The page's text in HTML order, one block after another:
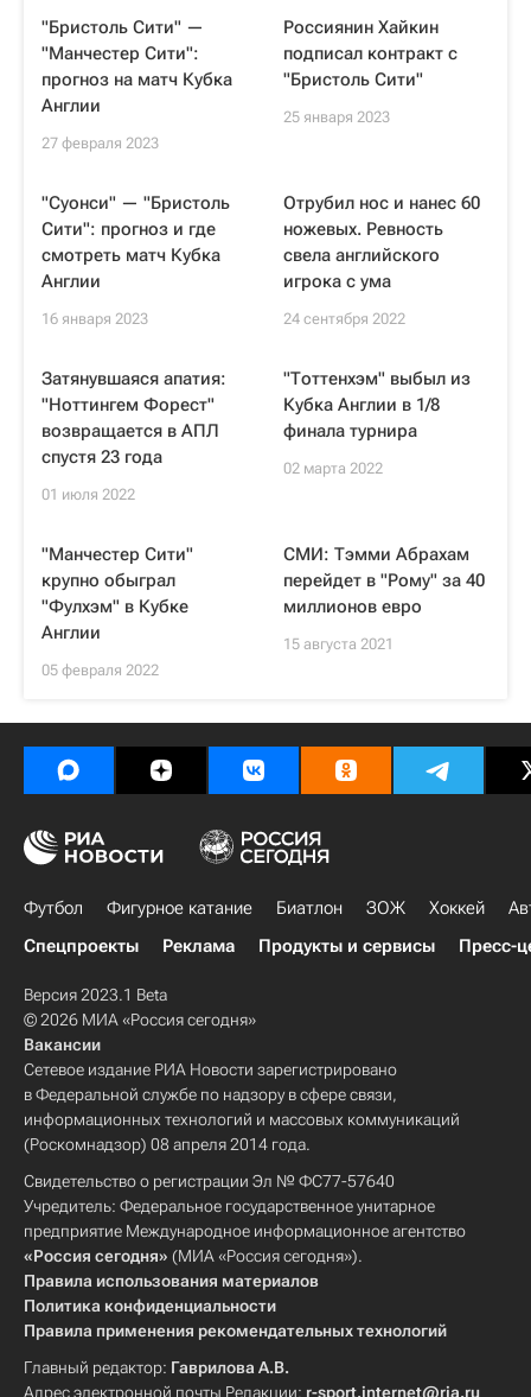
"Бристоль Сити" —
"Манчестер Сити":
прогноз на матч Кубка
Англии
27 февраля 2023
Россиянин Хайкин
подписал контракт с
"Бристоль Сити"
25 января 2023
"Суонси" — "Бристоль
Сити": прогноз и где
смотреть матч Кубка
Англии
16 января 2023
Отрубил нос и нанес 60
ножевых. Ревность
свела английского
игрока с ума
24 сентября 2022
Затянувшаяся апатия:
"Ноттингем Форест"
возвращается в АПЛ
спустя 23 года
01 июля 2022
"Тоттенхэм" выбыл из
Кубка Англии в 1/8
финала турнира
02 марта 2022
"Манчестер Сити"
крупно обыграл
"Фулхэм" в Кубке
Англии
05 февраля 2022
СМИ: Тэмми Абрахам
перейдет в "Рому" за 40
миллионов евро
15 августа 2021
Футбол Фигурное катание Биатлон ЗОЖ Хоккей
Спецпроекты
Реклама Продукты и сервисы Пресс-
Версия 2023.1 Beta
© 2026 МИА «Россия сегодня»
Вакансии
Сетевое издание РИА Новости зарегистрировано
в Федеральной службе по надзору в сфере связи,
информационных технологий и массовых коммуникаций
(Роскомнадзор) 08 апреля 2014 года.
Свидетельство о регистрации Эл № ФС77-57640
Учредитель: Федеральное государственное унитарное
предприятие Международное информационное агентство
«Россия сегодня» (МИА «Россия сегодня»).
Правила использования материалов
Политика конфиденциальности
Правила применения рекомендательных технологий
Главный редактор: Гаврилова А.В.
Адрес электронной почты Редакции: r-sport.internet@ria.ru